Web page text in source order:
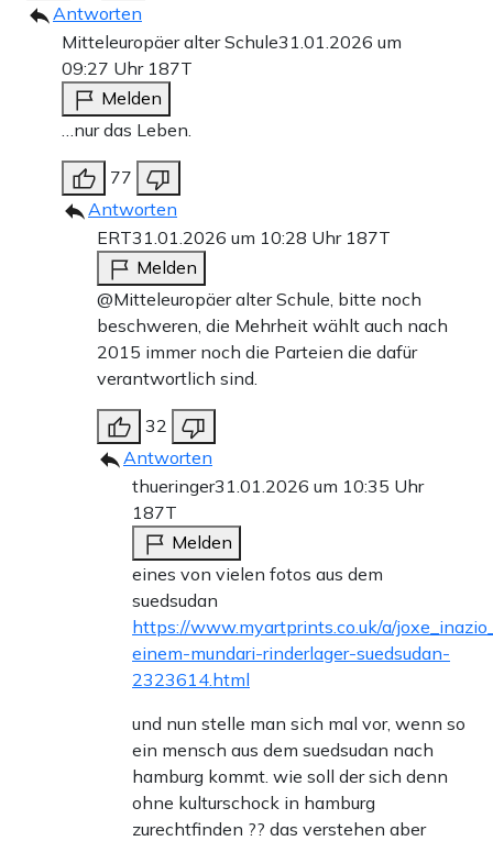
Antworten
Mitteleuropäer alter Schule31.01.2026 um
09:27 Uhr 187T
Melden
…nur das Leben.
77
Antworten
ERT31.01.2026 um 10:28 Uhr 187T
Melden
@Mitteleuropäer alter Schule, bitte noch
beschweren, die Mehrheit wählt auch nach
2015 immer noch die Parteien die dafür
verantwortlich sind.
32
Antworten
thueringer31.01.2026 um 10:35 Uhr
187T
Melden
eines von vielen fotos aus dem
suedsudan
https://www.myartprints.co.uk/a/
einem-mundari-rinderlager-suedsudan-
2323614.html
und nun stelle man sich mal vor, wenn so
ein mensch aus dem suedsudan nach
hamburg kommt. wie soll der sich denn
ohne kulturschock in hamburg
zurechtfinden ?? das verstehen aber